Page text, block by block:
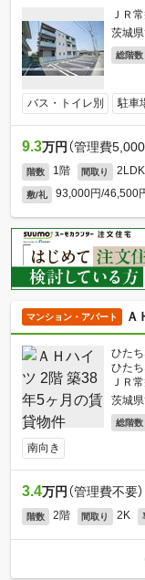
ＪＲ
茨城
総階数
バス・トイレ別 駐車
9.3万円 （管理費5,000
階数 1階 間取り 2LDK
敷/礼 93,000円/46,500
マンション・アパート Ａ
ひた
ひた
ＪＲ
茨城
総階数
南向き
3.4万円 （管理費不要）
階数 2階 間取り 2K